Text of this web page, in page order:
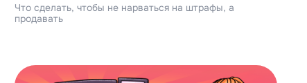
Что сделать, чтобы не нарваться на штрафы, а
продавать